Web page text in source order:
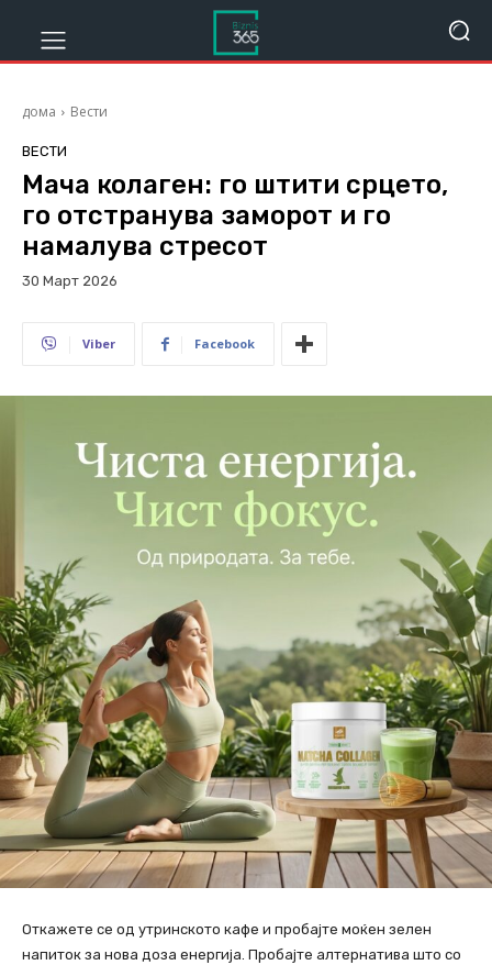
дома Вести
ВЕСТИ
Мача колаген: го штити срцето,
го отстранува заморот и го
намалува стресот
30 Март 2026
Viber Facebook
Откажете се од утринското кафе и пробајте моќен зелен
напиток за нова доза енергија. Пробајте алтернатива што со